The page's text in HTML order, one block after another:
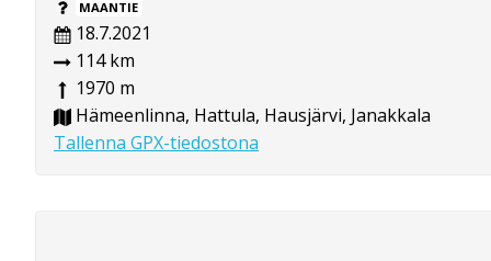
MAANTIE
18.7.2021
114 km
1970 m
Hämeenlinna, Hattula, Hausjärvi, Janakkala
Tallenna GPX-tiedostona